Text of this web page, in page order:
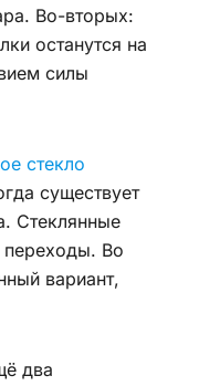
Во-вторых:
останутся на
силы
стекло
существует
Стеклянные
Во
вариант,
два